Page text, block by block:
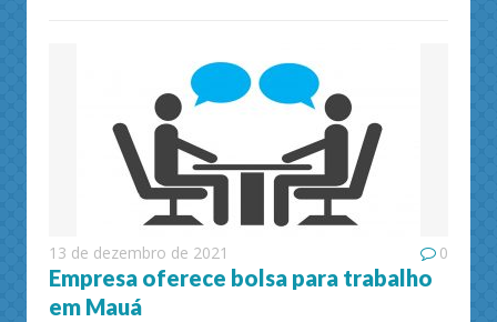
13 de dezembro de 2021 0
Empresa oferece bolsa para trabalho
em Mauá